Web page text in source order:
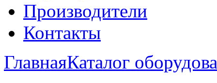
Производители
Контакты
ГлавнаяКаталог